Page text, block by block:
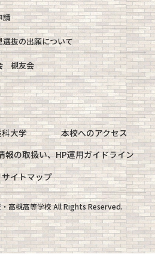
請
抜の出願について
槻友会
科大学
本校へのアクセス
報の取扱い、HP運用ガイドライン
サイトマップ
高槻高等学校 All Rights Reserved.